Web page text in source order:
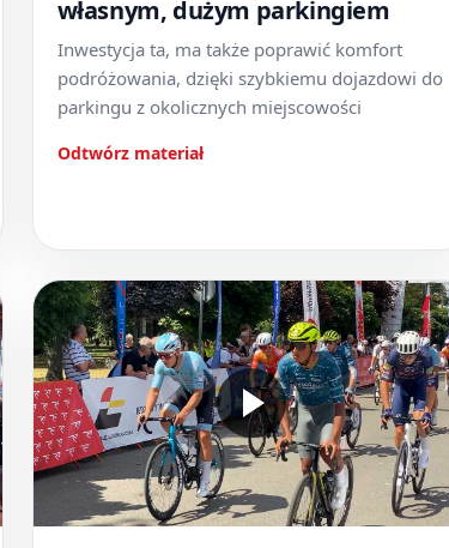
własnym, dużym parkingiem
Inwestycja ta, ma także poprawić komfort
podróżowania, dzięki szybkiemu dojazdowi do
parkingu z okolicznych miejscowości
Odtwórz materiał